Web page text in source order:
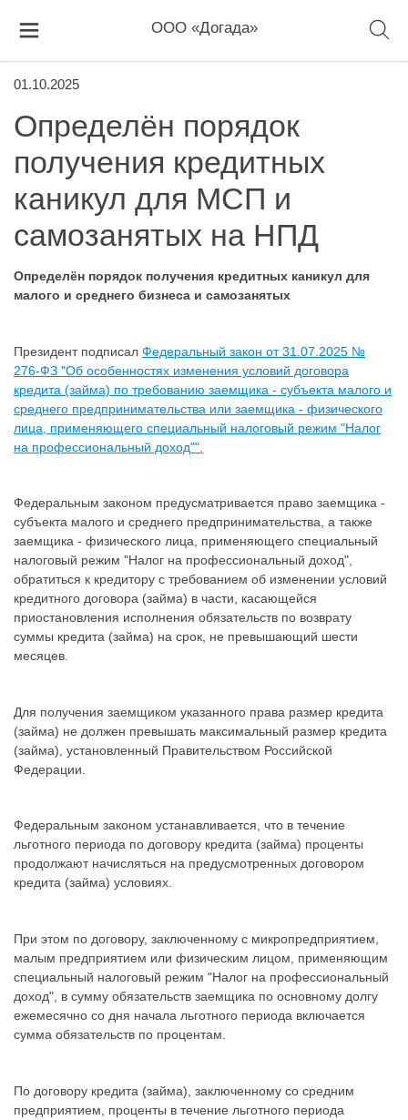
ООО «Догада»
01.10.2025
Определён порядок
получения кредитных
каникул для МСП и
самозанятых на НПД
Определён порядок получения кредитных каникул для
малого и среднего бизнеса и самозанятых
Президент подписал Федеральный закон от 31.07.2025 №
276-ФЗ "Об особенностях изменения условий договора
кредита (займа) по требованию заемщика - субъекта малого и
среднего предпринимательства или заемщика - физического
лица, применяющего специальный налоговый режим "Налог
на профессиональный доход"".
Федеральным законом предусматривается право заемщика -
субъекта малого и среднего предпринимательства, а также
заемщика - физического лица, применяющего специальный
налоговый режим "Налог на профессиональный доход",
обратиться к кредитору с требованием об изменении условий
кредитного договора (займа) в части, касающейся
приостановления исполнения обязательств по возврату
суммы кредита (займа) на срок, не превышающий шести
месяцев.
Для получения заемщиком указанного права размер кредита
(займа) не должен превышать максимальный размер кредита
(займа), установленный Правительством Российской
Федерации.
Федеральным законом устанавливается, что в течение
льготного периода по договору кредита (займа) проценты
продолжают начисляться на предусмотренных договором
кредита (займа) условиях.
При этом по договору, заключенному с микропредприятием,
малым предприятием или физическим лицом, применяющим
специальный налоговый режим "Налог на профессиональный
доход", в сумму обязательств заемщика по основному долгу
ежемесячно со дня начала льготного периода включается
сумма обязательств по процентам.
По договору кредита (займа), заключенному со средним
предприятием, проценты в течение льготного периода